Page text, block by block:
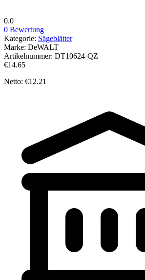
0.0
0 Bewertung
Kategorie: Sägeblätter
Marke: DeWALT
Artikelnummer: DT10624-QZ
€14.65
Netto: €12.21